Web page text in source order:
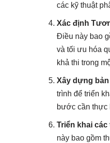
các kỹ thuật
Xác định
Điều này bao
và tối ưu hóa
khả thi trong
Xây dựng
trình để triển
bước cần thực
Triển khai các
này bao gồm